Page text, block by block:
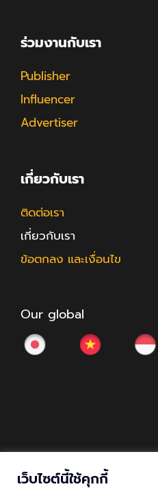
ร่วมงานกับเรา
Publisher
Influencer
Advertiser
เกี่ยวกับเรา
ติดต่อเรา
เกี่ยวกับเรา
ข้อตกลง และเงื่อนไข
Our global
เว็บไซต์นี้ใช้คุกกี้